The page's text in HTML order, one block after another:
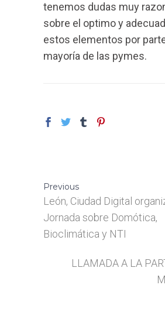
tenemos dudas muy
sobre el optimo y
estos elementos por
mayoría de las pymes.
Previous
León, Ciudad Digital
Jornada sobre Domótica,
Bioclimática y NTI
LLAMADA A LA